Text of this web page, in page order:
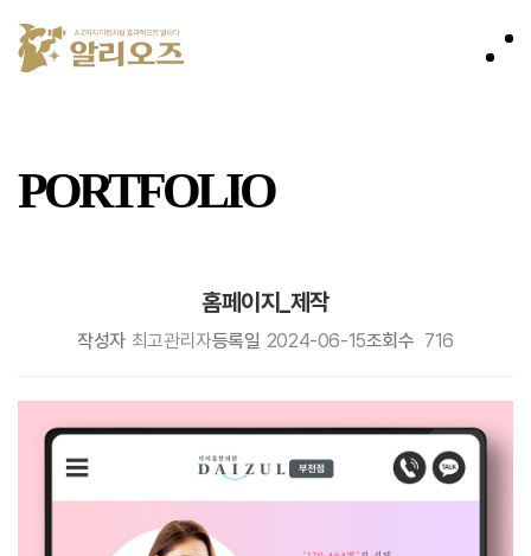
PORTFOLIO
홈페이지_제작
작성자 최고관리자등록일 2024-06-15조회수 716